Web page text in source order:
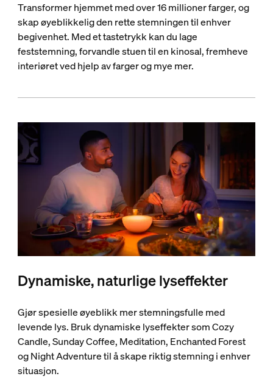
Transformer hjemmet med over 16 millioner farger, og
skap øyeblikkelig den rette stemningen til enhver
begivenhet. Med et tastetrykk kan du lage
feststemning, forvandle stuen til en kinosal, fremheve
interiøret ved hjelp av farger og mye mer.
Dynamiske, naturlige lyseffekter
Gjør spesielle øyeblikk mer stemningsfulle med
levende lys. Bruk dynamiske lyseffekter som Cozy
Candle, Sunday Coffee, Meditation, Enchanted Forest
og Night Adventure til å skape riktig stemning i enhver
situasjon.